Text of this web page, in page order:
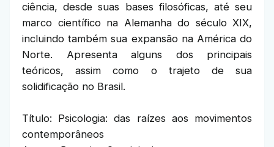
ciência, desde suas bases filosóficas, até seu
marco científico na Alemanha do século XIX,
incluindo também sua expansão na América do
Norte. Apresenta alguns dos principais
teóricos, assim como o trajeto de sua
solidificação no Brasil.
Título: Psicologia: das raízes aos movimentos
contemporâneos